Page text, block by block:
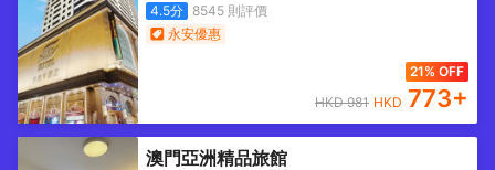
4.5分 8545則評價
永安優惠
21% OFF
HKD981 HKD 773+
澳門亞洲精品旅館